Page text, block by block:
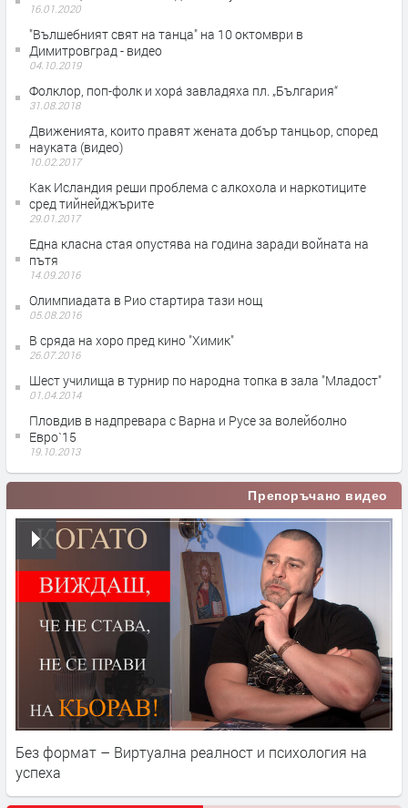
16.01.2020
"Вълшебният свят на танца" на 10 октомври в
Димитровград - видео
04.10.2019
Фолклор, поп-фолк и хора́ завладяха пл. „България“
31.08.2018
Движенията, които правят жената добър танцьор, според
науката (видео)
10.02.2017
Как Исландия реши проблема с алкохола и наркотиците
сред тийнейджърите
29.01.2017
Една класна стая опустява на година заради войната на
пътя
14.09.2016
Олимпиадата в Рио стартира тази нощ
05.08.2016
В сряда на хоро пред кино "Химик"
26.07.2016
Шест училища в турнир по народна топка в зала "Младост"
01.04.2014
Пловдив в надпревара с Варна и Русе за волейболно
Евро`15
19.10.2013
Препоръчано видео
Без формат – Виртуална реалност и психология на
успеха